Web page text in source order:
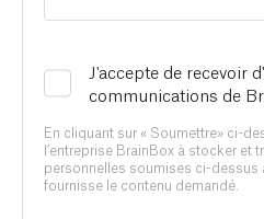
J'accepte de recevoir
communications de
En cliquant sur « Soumettre» ci-
l’entreprise BrainBox à stocker et
personnelles soumises ci-dessus
fournisse le contenu demandé.